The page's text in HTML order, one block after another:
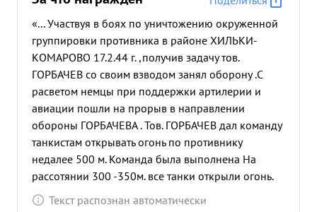
«... Участвуя в боях по уничтожению окруженной
группировки противника в районе ХИЛЬКИ-
КОМАРОВО 17.2.44 г. ,получив задачу тов.
ГОРБАЧЕВ со своим взводом занял оборону .С
расветом немцы при поддержки артилерии и
авиации пошли на прорыв в направлении
обороны ГОРБАЧЕВА . Тов. ГОРБАЧЕВ дал команду
танкистам открывать огонь по противнику
недалее 500 м. Команда была выполнена На
рассотянии 300 -350м. все танки открыли огонь.
От неожиданности противник задег, а затем
Текст распознан автоматически